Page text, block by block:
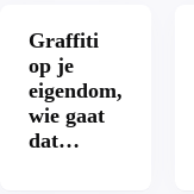
Graffiti
op je
eigendom,
wie gaat
dat